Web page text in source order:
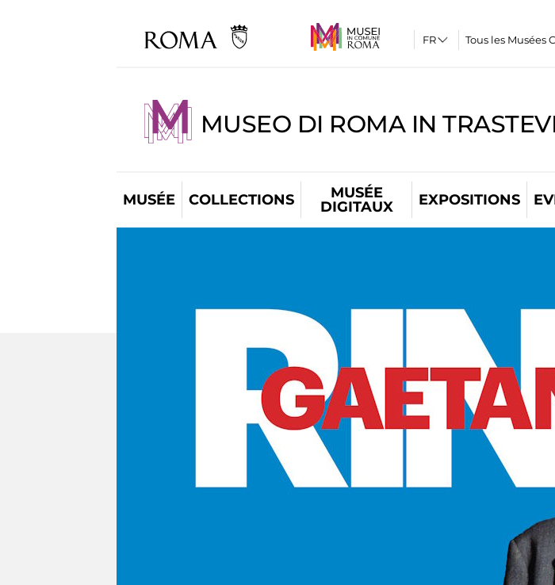
Tous les Musées
MUSEO DI ROMA IN
MUSÉE COLLECTIONS
MUSÉE
DIGITAUX
EXPOSITIONS